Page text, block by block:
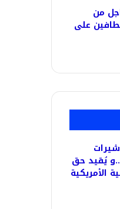
من
على
يُقيد حق
الأمريكية